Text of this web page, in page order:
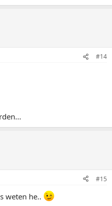
#14
#15
weten he..